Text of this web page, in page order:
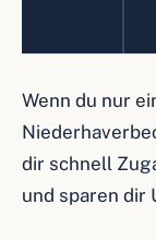
Wenn du nur
dir schnell
und sparen dir